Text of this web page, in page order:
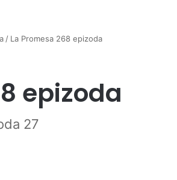
/ La Promesa 268 epizoda
epizoda
27